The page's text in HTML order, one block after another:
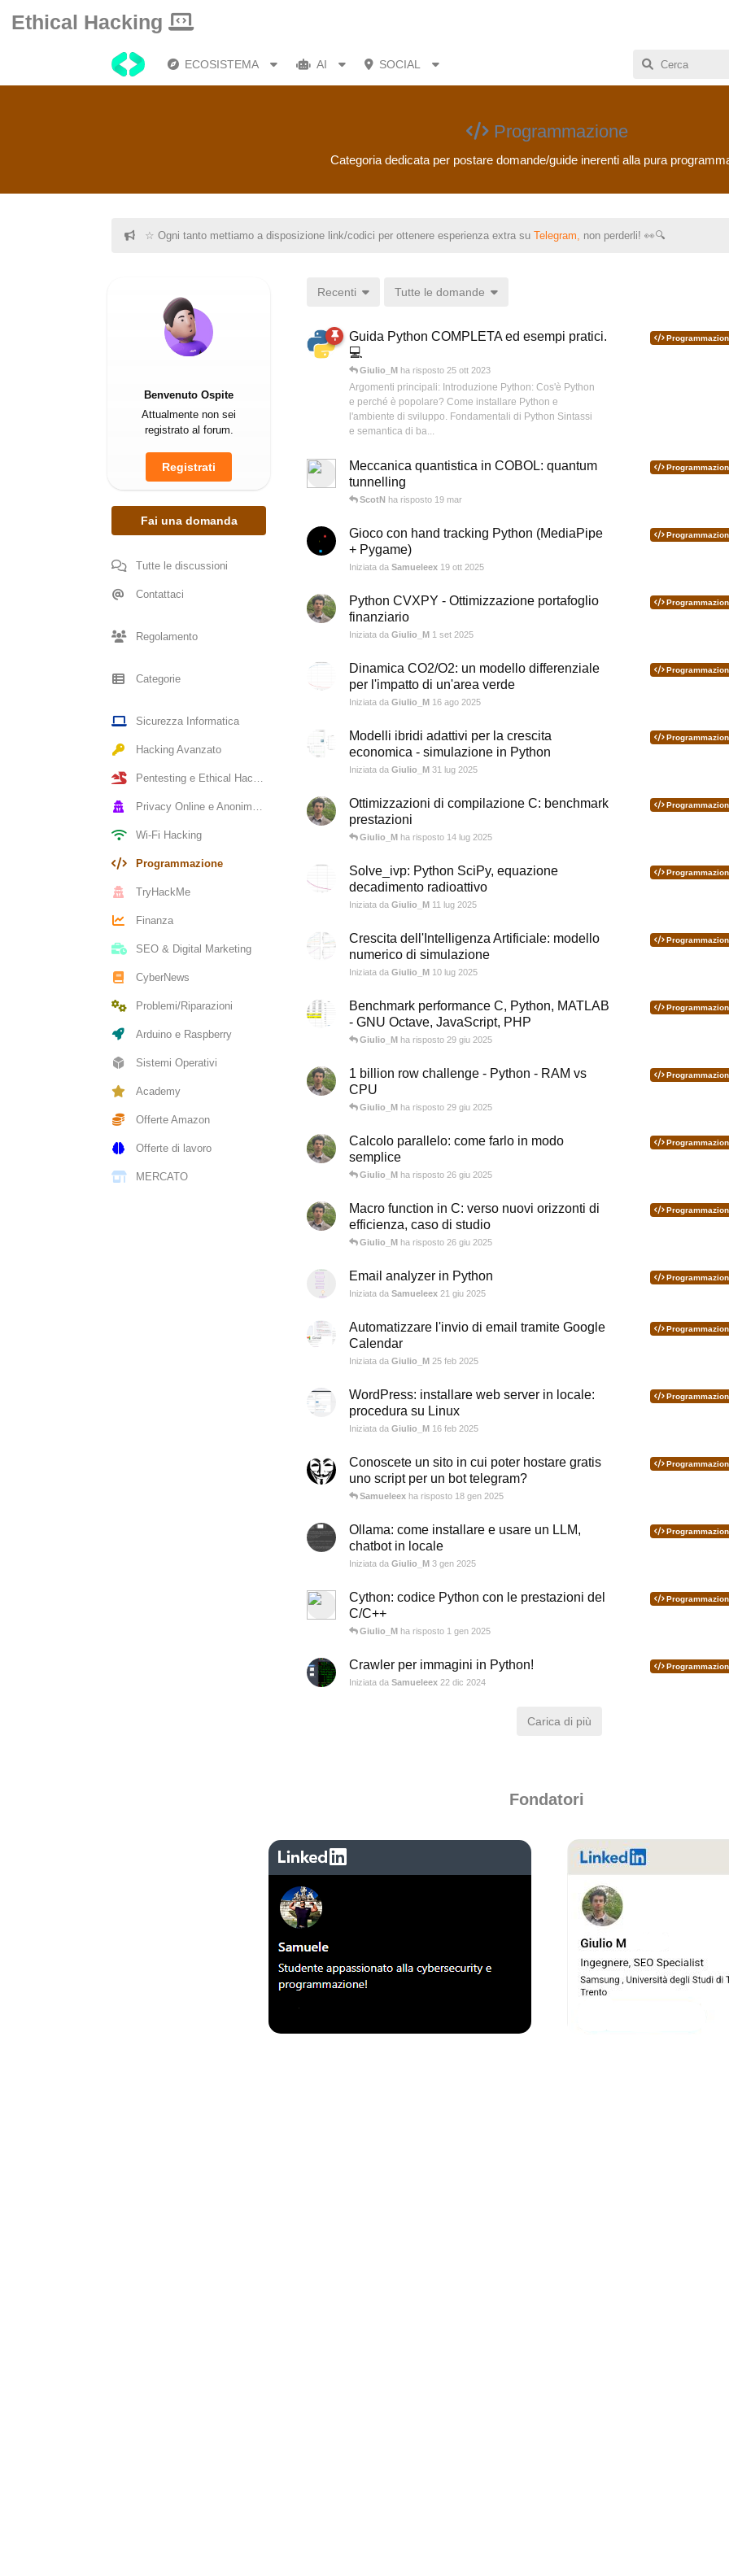
Ethical Hacking
ECOSISTEMA AI SOCIAL
Programmazione
Categoria dedicata per postare domande/guide inerenti alla pura
☆ Ogni tanto mettiamo a disposizione link/codici per ottenere esperienza extra su Telegram, non perderli! 👀🔍
Benvenuto Ospite
Attualmente non sei
registrato al forum.
Registrati
Fai una domanda
Tutte le discussioni
Contattaci
Regolamento
Categorie
Sicurezza Informatica
Hacking Avanzato
Pentesting e Ethical Hacking
Privacy Online e Anonimato
Wi-Fi Hacking
Programmazione
TryHackMe
Finanza
SEO & Digital Marketing
CyberNews
Problemi/Riparazioni
Arduino e Raspberry
Sistemi Operativi
Academy
Offerte Amazon
Offerte di lavoro
MERCATO
Recenti Tutte le domande
Guida Python COMPLETA ed esempi pratici.
💻
Giulio_M ha risposto 25 ott 2023
Argomenti principali: Introduzione Python: Cos'è Python
e perché è popolare? Come installare Python e
l'ambiente di sviluppo. Fondamentali di Python Sintassi
e semantica di ba...
Meccanica quantistica in COBOL: quantum
tunnelling
ScotN ha risposto 19 mar
Gioco con hand tracking Python (MediaPipe
+ Pygame)
Iniziata da Samueleex 19 ott 2025
Python CVXPY - Ottimizzazione portafoglio
finanziario
Iniziata da Giulio_M 1 set 2025
Dinamica CO2/O2: un modello differenziale
per l'impatto di un'area verde
Iniziata da Giulio_M 16 ago 2025
Modelli ibridi adattivi per la crescita
economica - simulazione in Python
Iniziata da Giulio_M 31 lug 2025
Ottimizzazioni di compilazione C: benchmark
prestazioni
Giulio_M ha risposto 14 lug 2025
Solve_ivp: Python SciPy, equazione
decadimento radioattivo
Iniziata da Giulio_M 11 lug 2025
Crescita dell'Intelligenza Artificiale: modello
numerico di simulazione
Iniziata da Giulio_M 10 lug 2025
Benchmark performance C, Python, MATLAB
- GNU Octave, JavaScript, PHP
Giulio_M ha risposto 29 giu 2025
1 billion row challenge - Python - RAM vs
CPU
Giulio_M ha risposto 29 giu 2025
Calcolo parallelo: come farlo in modo
semplice
Giulio_M ha risposto 26 giu 2025
Macro function in C: verso nuovi orizzonti di
efficienza, caso di studio
Giulio_M ha risposto 26 giu 2025
Email analyzer in Python
Iniziata da Samueleex 21 giu 2025
Automatizzare l'invio di email tramite Google
Calendar
Iniziata da Giulio_M 25 feb 2025
WordPress: installare web server in locale:
procedura su Linux
Iniziata da Giulio_M 16 feb 2025
Conoscete un sito in cui poter hostare gratis
uno script per un bot telegram?
Samueleex ha risposto 18 gen 2025
Ollama: come installare e usare un LLM,
chatbot in locale
Iniziata da Giulio_M 3 gen 2025
Cython: codice Python con le prestazioni del
C/C++
Giulio_M ha risposto 1 gen 2025
Crawler per immagini in Python!
Iniziata da Samueleex 22 dic 2024
Carica di più
Fondatori